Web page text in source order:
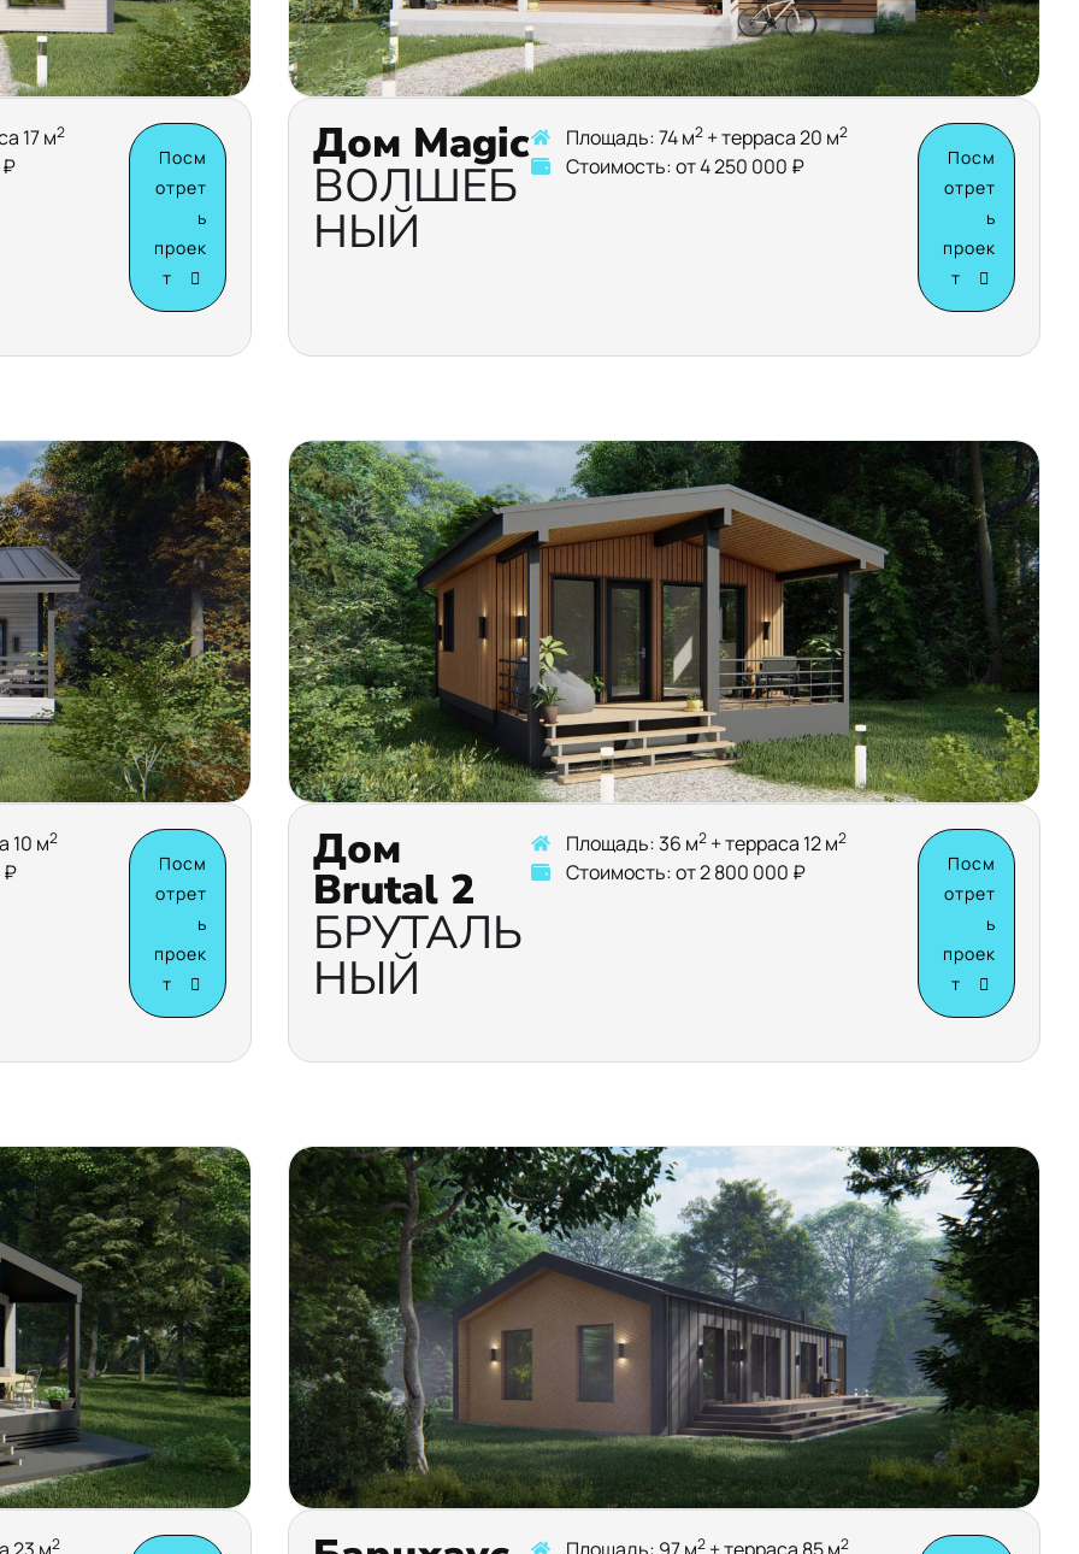
17 м2
₽
Посм
отрет
ь
проек
т
Дом Magic
ВОЛШЕБ
НЫЙ
Площадь: 74 м2+ терраса 20 м2
Стоимость: от 4 250 000 ₽
Посм
отрет
ь
проек
т
10 м2
₽
Посм
отрет
ь
проек
т
Дом
Brutal 2
БРУТАЛЬ
НЫЙ
Площадь: 36 м2+ терраса 12 м2
Стоимость: от 2 800 000 ₽
Посм
отрет
ь
проек
т
2 2 2